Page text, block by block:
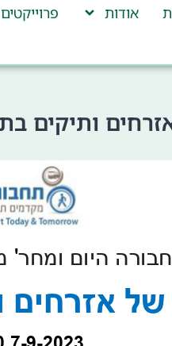
אודות פרוייקטים
בתחבורה